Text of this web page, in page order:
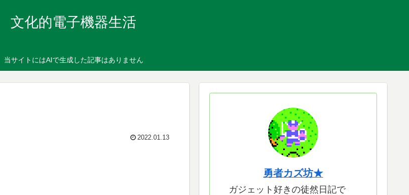
文化的電子機器生活
当サイトにはAIで生成した記事はありません
2022.01.13
勇者カズ坊★
ガジェット好きの徒然日記で